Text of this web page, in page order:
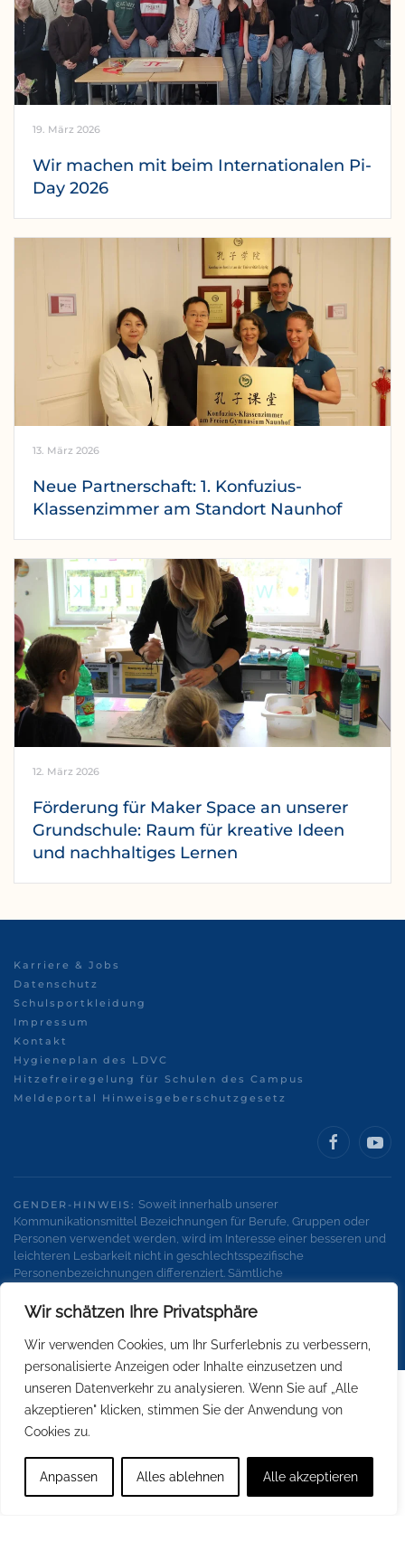
Wir schätzen Ihre Privatsphäre
Wir verwenden Cookies, um Ihr Surferlebnis zu verbessern,
personalisierte Anzeigen oder Inhalte einzusetzen und
unseren Datenverkehr zu analysieren. Wenn Sie auf „Alle
akzeptieren" klicken, stimmen Sie der Anwendung von
Cookies zu.
Anpassen Alles ablehnen Alle akzeptieren
19. März 2026
Wir machen mit beim Internationalen Pi-
Day 2026
13. März 2026
Neue Partnerschaft: 1. Konfuzius-
Klassenzimmer am Standort Naunhof
12. März 2026
Förderung für Maker Space an unserer
Grundschule: Raum für kreative Ideen
und nachhaltiges Lernen
Karriere & Jobs
Datenschutz
Schulsportkleidung
Impressum
Kontakt
Hygieneplan des LDVC
Hitzefreiregelung für Schulen des Campus
Meldeportal Hinweisgeberschutzgesetz
GENDER-HINWEIS: Soweit innerhalb unserer
Kommunikationsmittel Bezeichnungen für Berufe, Gruppen oder
Personen verwendet werden, wird im Interesse einer besseren und
leichteren Lesbarkeit nicht in geschlechtsspezifische
Personenbezeichnungen differenziert. Sämtliche
Geschlechter.